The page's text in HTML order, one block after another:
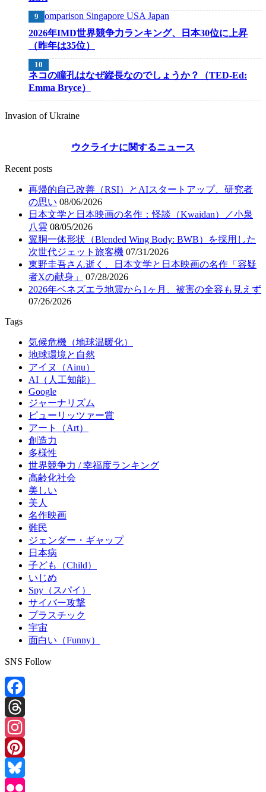
2026年IMD世界競争力ランキング、日本30位に上昇
（昨年は35位）
ネコの瞳孔はなぜ縦長なのでしょうか？（TED-Ed:
Emma Bryce）
Invasion of Ukraine
ウクライナに関するニュース
Recent posts
再帰的自己改善（RSI）とAIスタートアップ、研究者
の思い 08/06/2026
日本文学と日本映画の名作：怪談（Kwaidan）／小泉
八雲 08/05/2026
翼胴一体形状（Blended Wing Body: BWB）を採用した
次世代ジェット旅客機 07/31/2026
東野圭吾さん逝く、日本文学と日本映画の名作「容疑
者Xの献身」
07/28/2026
2026年ベネズエラ地震から1ヶ月、被害の全容も見えず
07/26/2026
Tags
気候危機（地球温暖化）
地球環境と自然
アイヌ（Ainu）
AI（人工知能）
Google
ジャーナリズム
ピューリッツァー賞
アート（Art）
創造力
多様性
世界競争力 / 幸福度ランキング
高齢化社会
美しい
美人
名作映画
難民
ジェンダー・ギャップ
日本病
子ども（Child）
いじめ
Spy（スパイ）
サイバー攻撃
プラスチック
宇宙
面白い（Funny）
SNS Follow
Facebook
Threads
Instagram
Pinterest
Bluesky